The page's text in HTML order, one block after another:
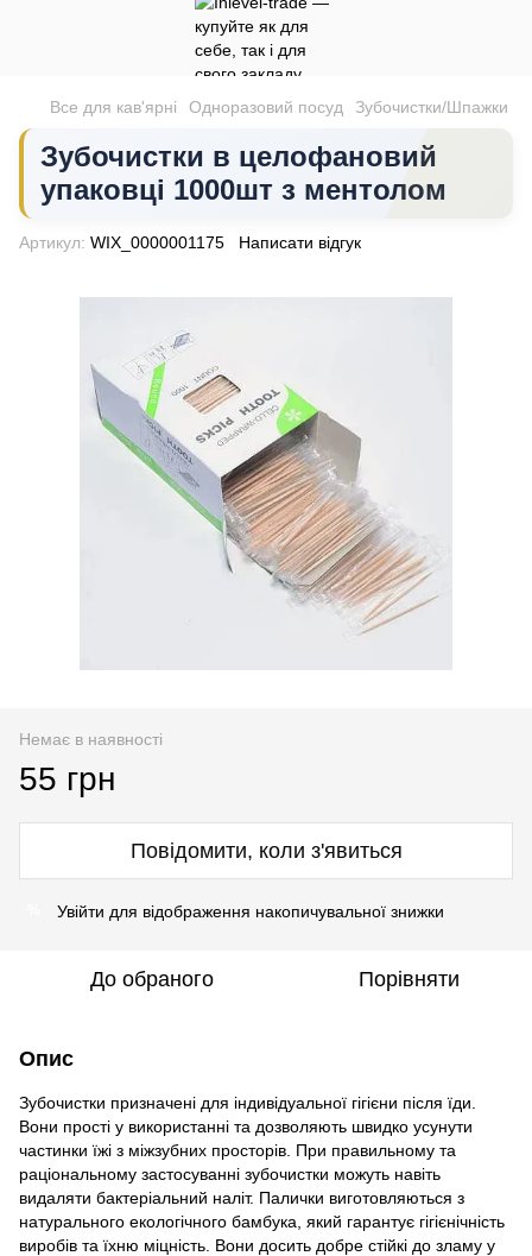
Все для кав'ярні Одноразовий посуд Зубочистки/Шпажки
Зубочистки в целофановий
упаковці 1000шт з ментолом
Артикул: WIX_0000001175 Написати відгук
Немає в наявності
55 грн
Повідомити, коли з'явиться
Увійти для відображення накопичувальної знижки
До обраного Порівняти
Опис
Зубочистки призначені для індивідуальної гігієни після їди.
Вони прості у використанні та дозволяють швидко усунути
частинки їжі з міжзубних просторів. При правильному та
раціональному застосуванні зубочистки можуть навіть
видаляти бактеріальний наліт. Палички виготовляються з
натурального екологічного бамбука, який гарантує гігієнічність
виробів та їхню міцність. Вони досить добре стійкі до зламу у